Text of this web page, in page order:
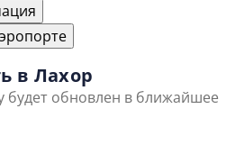
в Лахор
будет обновлен в ближайшее